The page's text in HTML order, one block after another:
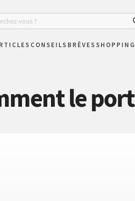
CONSEILS BRÈVESSHOPPING
le